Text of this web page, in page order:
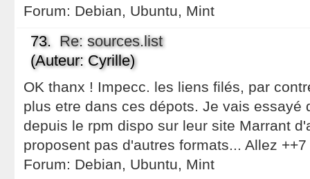
Forum: Debian, Ubuntu, Mint
73. Re: sources.list
(Auteur: Cyrille)
OK thanx ! Impecc. les liens filés, par
plus etre dans ces dépots. Je vais essayé
depuis le rpm dispo sur leur site Marrant
proposent pas d'autres formats... Allez
Forum: Debian, Ubuntu, Mint